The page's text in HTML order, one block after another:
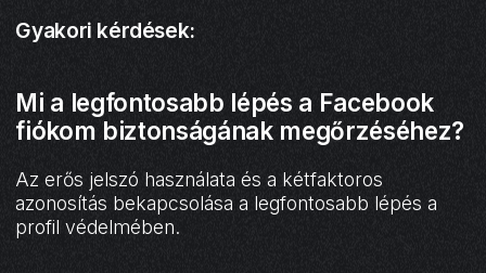
Gyakori kérdések:
Mi a legfontosabb lépés a Facebook
fiókom biztonságának megőrzéséhez?
Az erős jelszó használata és a kétfaktoros
azonosítás bekapcsolása a legfontosabb lépés a
profil védelmében.